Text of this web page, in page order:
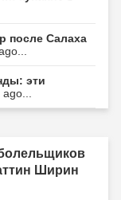
после Салаха
эти
Ширин